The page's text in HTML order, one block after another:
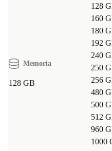
presenza di DisplayPort
È adatto per l’home
dimensioni ridotte lo
compatte. Offre
gestione email, software
Come contribuisce alla
PC desktop
Memoria
128 GB
128
160
180
192
240
250
256
480
500
512
960
1000